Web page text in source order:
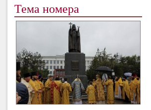
Тема номера